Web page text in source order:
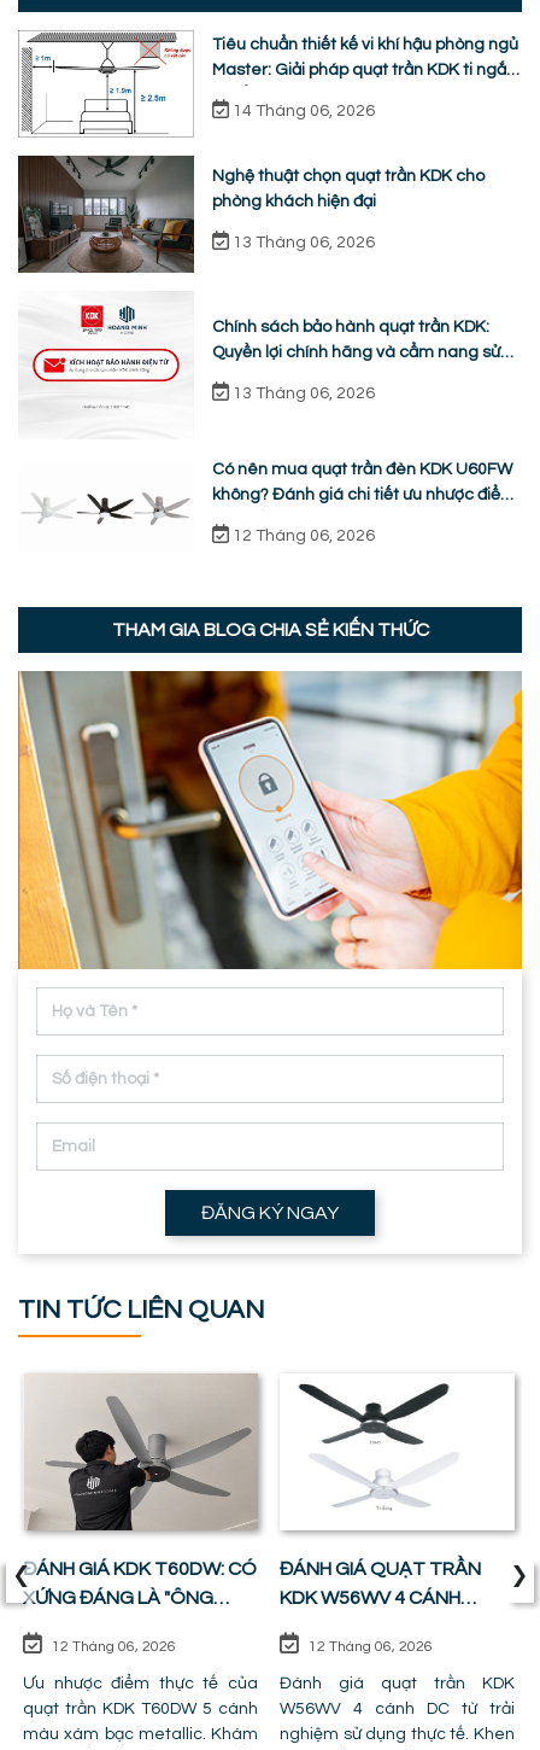
Tiêu chuẩn thiết kế vi khí hậu phòng ngủ
Master: Giải pháp quạt trần KDK ti ngắn
chuẩn nhân trắc học
14 Tháng 06, 2026
Nghệ thuật chọn quạt trần KDK cho
phòng khách hiện đại
13 Tháng 06, 2026
Chính sách bảo hành quạt trần KDK:
Quyền lợi chính hãng và cẩm nang sửa
13 Tháng 06, 2026
Có nên mua quạt trần đèn KDK U60FW
không? Đánh giá chi tiết ưu nhược điểm
thực tế
12 Tháng 06, 2026
THAM GIA BLOG CHIA SẺ KIẾN THỨC
ĐĂNG KÝ NGAY
TIN TỨC LIÊN QUAN
ĐÁNH GIÁ KDK T60DW: CÓ
XỨNG ĐÁNG LÀ "ÔNG
VUA" PHÒNG KHÁCH ?
12 Tháng 06, 2026
Ưu nhược điểm thực tế của
quạt trần KDK T60DW 5 cánh
màu xám bạc metallic. Khám
ĐÁNH GIÁ QUẠT TRẦN
KDK W56WV 4 CÁNH
ĐỘNG CƠ DC: SỰ CÂN
BẰNG HOÀN HẢO GIỮA
GIÁ TIỀN VÀ CÔNG NĂNG
12 Tháng 06, 2026
Đánh giá quạt trần KDK
W56WV 4 cánh DC từ trải
nghiệm sử dụng thực tế. Khen
‹ ›